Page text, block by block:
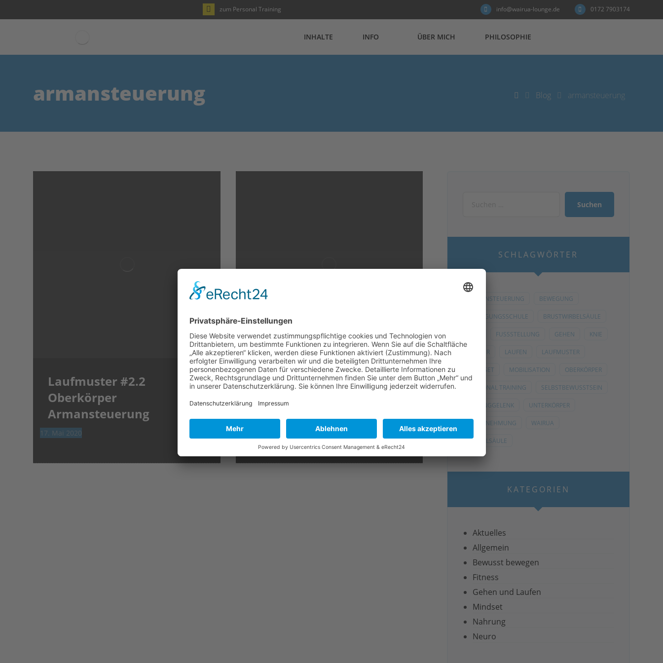
zum Personal Training 0172 7903174
info@wairua-lounge.de
INHALTE INFO ÜBER MICH PHILOSOPHIE
armansteuerung Blog armansteuerung
Laufmuster #2.2
Oberkörper
Armansteuerung
17. Mai 2020
Laufmuster #2
Oberkörper – Mobilisation
SCHLAGWÖRTER
ARMANSTEUERUNG BEWEGUNG
BEWEGUNGSSCHULE BRUSTWIRBELSÄULE
FUSSSTELLUNG GEHEN KNIE
KÖRPER LAUFEN LAUFMUSTER
MINDSET MOBILISATION OBERKÖRPER
PERSONAL TRAINING SELBSTBEWUSSTSEIN
SPRUNGGELENK UNTERKÖRPER
WAHRNEHMUNG WAIRUA
WIRBELSÄULE
KATEGORIEN
Aktuelles
Allgemein
Bewusst bewegen
Fitness
Gehen und Laufen
Mindset
Nahrung
Neuro